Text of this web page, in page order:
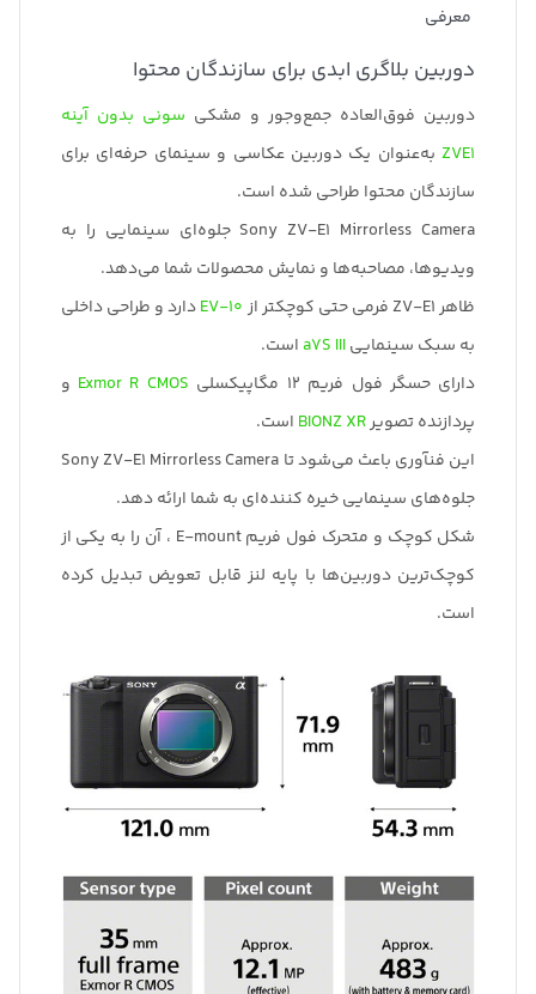
معرفی
دوربین بلاگری ابدی برای سازندگان محتوا
دوربین فوق‌العاده جمع‌وجور و مشکی سونی بدون آینه
ZVE1به‌عنوان یک دوربین عکاسی و سینمای حرفه‌ای برای
سازندگان محتوا طراحی شده است.
Sony ZV-E1 Mirrorless Camera جلوه‌ای سینمایی را به
ویدیوها، مصاحبه‌ها و نمایش محصولات شما می‌دهد.
ظاهر ZV-E1 فرمی حتی کوچکتر از
EV-10دارد و طراحی داخلی
به سبک سینماییa7S IIIاست.
دارای حسگر فول فریم 12 مگاپیکسلی
Exmor R CMOS و
پردازنده تصویرBIONZ XR است.
این فنآوری باعث می‌شود تا Sony ZV-E1 Mirrorless Camera
جلوه‌های سینمایی خیره کننده‌ای به شما ارائه دهد.
شکل کوچک و متحرک فول فریم E-mount ، آن را به یکی از
کوچک‌ترین دوربین‌ها با پایه لنز قابل تعویض تبدیل کرده
است.